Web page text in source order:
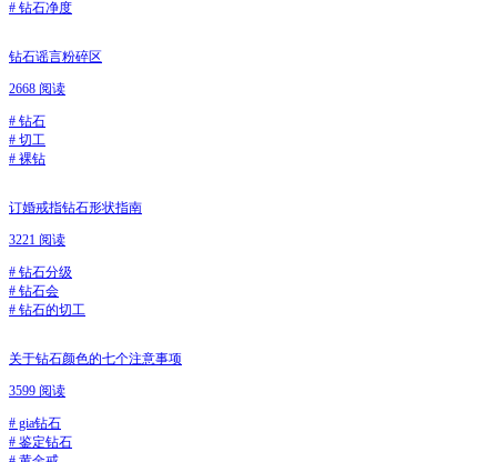
# 钻石净度
钻石谣言粉碎区
2668 阅读
# 钻石
# 切工
# 裸钻
订婚戒指钻石形状指南
3221 阅读
# 钻石分级
# 钻石会
# 钻石的切工
关于钻石颜色的七个注意事项
3599 阅读
# gia钻石
# 鉴定钻石